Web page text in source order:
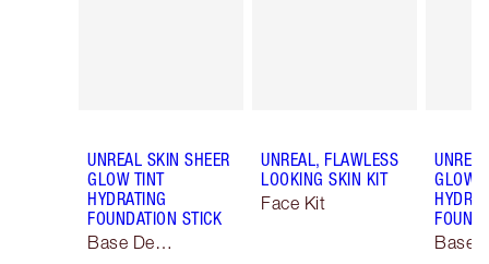
UNREAL SKIN SHEER
GLOW TINT
HYDRATING
FOUNDATION STICK
Base De
UNREAL, FLAWLESS
LOOKING SKIN KIT
Face Kit
GLOW
Base